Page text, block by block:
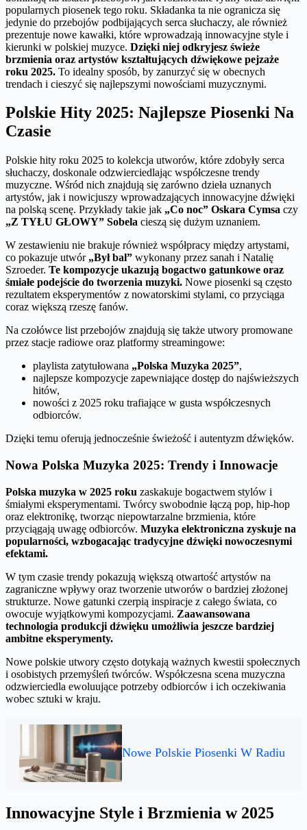
popularnych piosenek tego roku. Składanka ta nie ogranicza się
jedynie do przebojów podbijających serca słuchaczy, ale również
prezentuje nowe kawałki, które wprowadzają innowacyjne style i
kierunki w polskiej muzyce. Dzięki niej odkryjesz świeże
brzmienia oraz artystów kształtujących dźwiękowe pejzaże
roku 2025. To idealny sposób, by zanurzyć się w obecnych
trendach i cieszyć się najlepszymi nowościami muzycznymi.
Polskie Hity 2025: Najlepsze Piosenki Na
Czasie
Polskie hity roku 2025 to kolekcja utworów, które zdobyły serca
słuchaczy, doskonale odzwierciedlając współczesne trendy
muzyczne. Wśród nich znajdują się zarówno dzieła uznanych
artystów, jak i nowicjuszy wprowadzających innowacyjne dźwięki
na polską scenę. Przykłady takie jak „Co noc” Oskara Cymsa czy
„Z TYŁU GŁOWY” Sobela cieszą się dużym uznaniem.
W zestawieniu nie brakuje również współpracy między artystami,
co pokazuje utwór „Był bal” wykonany przez sanah i Natalię
Szroeder. Te kompozycje ukazują bogactwo gatunkowe oraz
śmiałe podejście do tworzenia muzyki. Nowe piosenki są często
rezultatem eksperymentów z nowatorskimi stylami, co przyciąga
coraz większą rzeszę fanów.
Na czołówce list przebojów znajdują się także utwory promowane
przez stacje radiowe oraz platformy streamingowe:
playlista zatytułowana „Polska Muzyka 2025”,
najlepsze kompozycje zapewniające dostęp do najświeższych
hitów,
nowości z 2025 roku trafiające w gusta współczesnych
odbiorców.
Dzięki temu oferują jednocześnie świeżość i autentyzm dźwięków.
Nowa Polska Muzyka 2025: Trendy i Innowacje
Polska muzyka w 2025 roku zaskakuje bogactwem stylów i
śmiałymi eksperymentami. Twórcy swobodnie łączą pop, hip-hop
oraz elektronikę, tworząc niepowtarzalne brzmienia, które
przyciągają uwagę odbiorców. Muzyka elektroniczna zyskuje na
popularności, wzbogacając tradycyjne dźwięki nowoczesnymi
efektami.
W tym czasie trendy pokazują większą otwartość artystów na
zagraniczne wpływy oraz tworzenie utworów o bardziej złożonej
strukturze. Nowe gatunki czerpią inspiracje z całego świata, co
owocuje wyjątkowymi kompozycjami. Zaawansowana
technologia produkcji dźwięku umożliwia jeszcze bardziej
ambitne eksperymenty.
Nowe polskie utwory często dotykają ważnych kwestii społecznych
i osobistych przemyśleń twórców. Współczesna scena muzyczna
odzwierciedla ewoluujące potrzeby odbiorców i ich oczekiwania
wobec sztuki w kraju.
Nowe Polskie Piosenki W Radiu
Innowacyjne Style i Brzmienia w 2025